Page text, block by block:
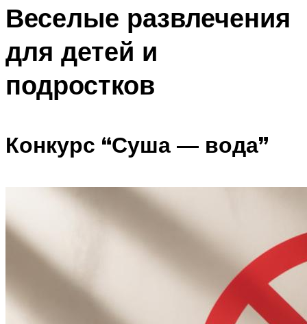
Веселые развлечения
для детей и
подростков
Конкурс “Суша — вода”